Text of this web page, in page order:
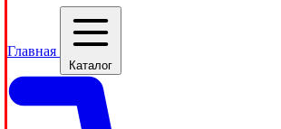
Главная
Каталог